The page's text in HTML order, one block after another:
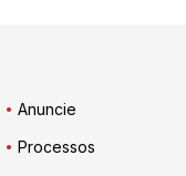
Anuncie
Processos